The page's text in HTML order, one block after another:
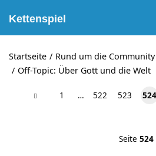
Kettenspiel
Startseite
Rund um die Community
Off-Topic: Über Gott und die Welt
1 … 522 523 524
Seite 524